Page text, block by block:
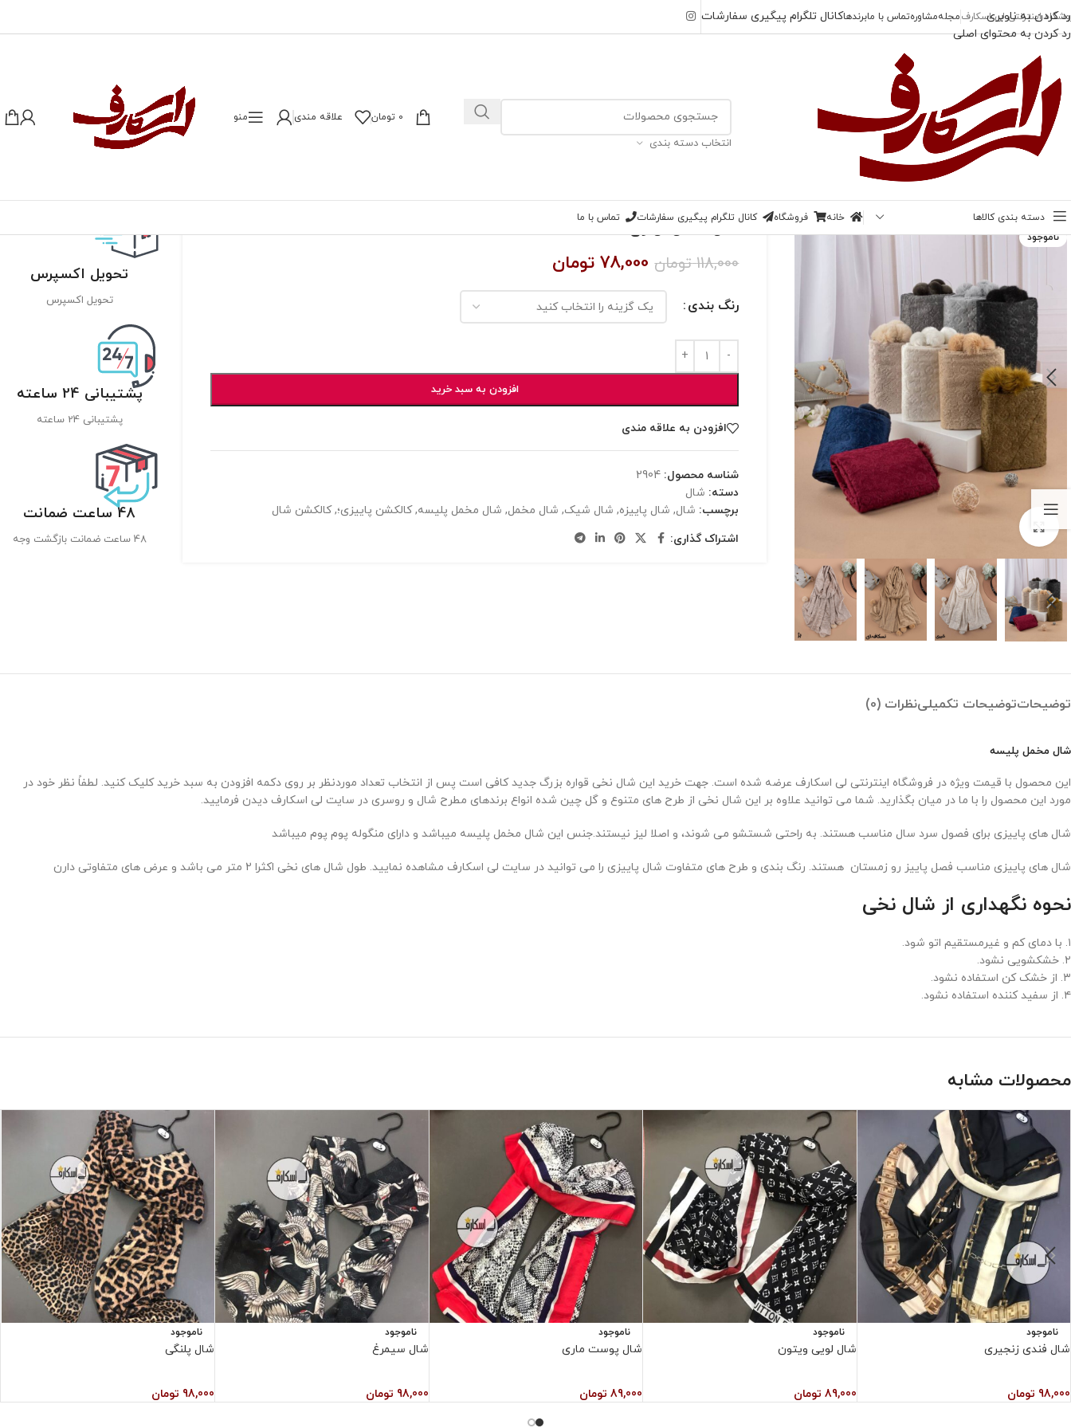
رد کردن به ناوبری
رد کردن به محتوای اصلی
اینترنتی لی اسکارفمجلهمشاورهتماس با مابرندهاکانال تلگرام پیگیری سفارشات
انتخاب دسته بندی
0 تومان علاقه مندی منو
دسته بندی کالاها خانه فروشگاه کانال تلگرام پیگیری سفارشات تماس با ما
شال مخمل ال وی
-34%
ناموجود
شال مخمل ال وی
118,000 تومان 78,000 تومان
رنگ بندی
افزودن به سبد خرید
افزودن به علاقه مندی
شناسه محصول: 2904
دسته: شال
برچسب: شال, شال پاییزه, شال شیک, شال مخمل, شال مخمل پلیسه, کالکشن پاییزی؛, کالکشن شال
اشتراک گذاری:
تحویل اکسپرس
تحویل اکسپرس
پشتیبانی 24 ساعته
پشتیبانی 24 ساعته
48 ساعت ضمانت
48 ساعت ضمانت بازگشت وجه
توضیحاتتوضیحات تکمیلینظرات (0)
شال مخمل پلیسه
این محصول با قیمت ویژه در فروشگاه اینترنتی لی اسکارف عرضه شده است. جهت خرید این شال نخی قواره بزرگ جدید کافی است پس از انتخاب تعداد موردنظر بر روی دکمه افزودن به سبد خرید کلیک کنید. لطفاً نظر خود در
مورد این محصول را با ما در میان بگذارید. شما می توانید علاوه بر این شال نخی از طرح های متنوع و گل چین شده انواع برندهای مطرح شال و روسری در سایت لی اسکارف دیدن فرمایید.
شال های پاییزی برای فصول سرد سال مناسب هستند. به راحتی شستشو می شوند، و اصلا لیز نیستند.جنس این شال مخمل پلیسه میباشد و دارای منگوله پوم پوم میباشد
شال های پاییزی مناسب فصل پاییز رو زمستان هستند. رنگ بندی و طرح های متفاوت شال پاییزی را می توانید در سایت لی اسکارف مشاهده نمایید. طول شال های نخی اکثرا 2 متر می باشد و عرض های متفاوتی دارن
نحوه نگهداری از شال نخی
۱. با دمای کم و غیرمستقیم اتو شود.
۲. خشکشویی نشود.
۳. از خشک کن استفاده نشود.
۴. از سفید کننده استفاده نشود.
محصولات مشابه
ناموجود
شال فندی زنجیری
98,000 تومان
ناموجود
شال لویی ویتون
89,000 تومان
ناموجود
شال پوست ماری
89,000 تومان
ناموجود
شال سیمرغ
98,000 تومان
ناموجود
شال پلنگی
98,000 تومان